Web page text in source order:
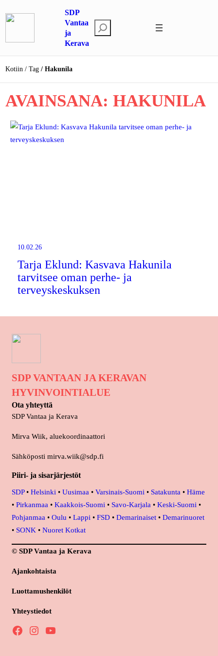
sisältöön
SDP
Vantaa
ja
Kerava
t
Kotiin Tag Hakunila
AVAINSANA: HAKUNILA
10.02.26
Tarja Eklund: Kasvava Hakunila
tarvitsee oman perhe- ja
terveyskeskuksen
SDP VANTAAN JA KERAVAN
HYVINVOINTIALUE
Ota yhteyttä
SDP Vantaa ja Kerava
Mirva Wiik, aluekoordinaattori
Sähköposti mirva.wiik@sdp.fi
Piiri- ja sisarjärjestöt
SDP• Helsinki • Uusimaa • Varsinais-Suomi • Satakunta • Häme
• Pirkanmaa • Kaakkois-Suomi • Savo-Karjala • Keski-Suomi •
Pohjanmaa • Oulu • Lappi • FSD • Demarinaiset • Demarinuoret
• SONK • Nuoret Kotkat
© SDP Vantaa ja Kerava
Ajankohtaista
Luottamushenkilöt
Yhteystiedot
Facebook Instagram YouTube